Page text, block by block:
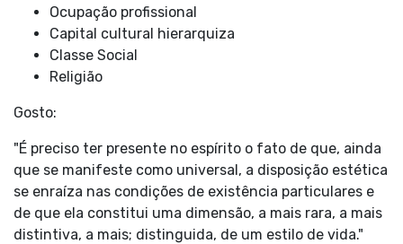
Ocupação profissional
Capital cultural hierarquiza
Classe Social
Religião
Gosto:
"É preciso ter presente no espírito o fato de que, ainda
que se manifeste como universal, a disposição estética
se enraíza nas condições de existência particulares e
de que ela constitui uma dimensão, a mais rara, a mais
distintiva, a mais; distinguida, de um estilo de vida."